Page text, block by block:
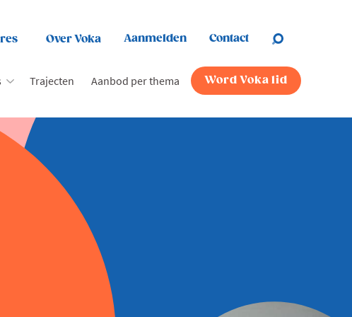
Over Voka Aanmelden Contact
Trajecten Aanbod per thema Word Voka lid